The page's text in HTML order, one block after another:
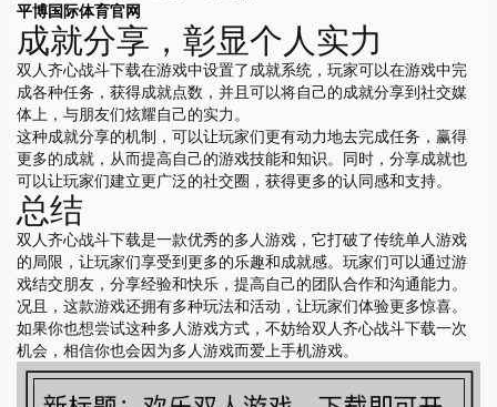
平博国际体育官网
成就分享，彰显个人实力
双人齐心战斗下载在游戏中设置了成就系统，玩家可以在游戏中完
成各种任务，获得成就点数，并且可以将自己的成就分享到社交媒
体上，与朋友们炫耀自己的实力。
这种成就分享的机制，可以让玩家们更有动力地去完成任务，赢得
更多的成就，从而提高自己的游戏技能和知识。同时，分享成就也
可以让玩家们建立更广泛的社交圈，获得更多的认同感和支持。
总结
双人齐心战斗下载是一款优秀的多人游戏，它打破了传统单人游戏
的局限，让玩家们享受到更多的乐趣和成就感。玩家们可以通过游
戏结交朋友，分享经验和快乐，提高自己的团队合作和沟通能力。
况且，这款游戏还拥有多种玩法和活动，让玩家们体验更多惊喜。
如果你也想尝试这种多人游戏方式，不妨给双人齐心战斗下载一次
机会，相信你也会因为多人游戏而爱上手机游戏。